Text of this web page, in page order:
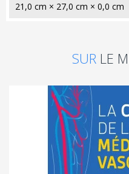
21,0 cm × 27,0 cm × 0,0 cm
SUR LE